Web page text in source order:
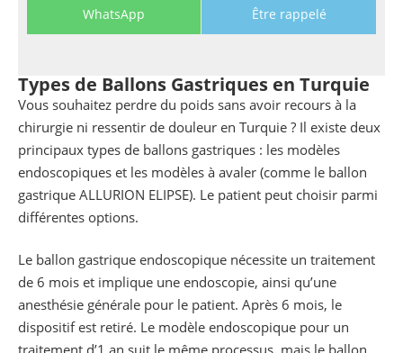
WhatsApp Être rappelé
Types de Ballons Gastriques en Turquie
Vous souhaitez perdre du poids sans avoir recours à la
chirurgie ni ressentir de douleur en Turquie ? Il existe deux
principaux types de ballons gastriques : les modèles
endoscopiques et les modèles à avaler (comme le ballon
gastrique ALLURION ELIPSE). Le patient peut choisir parmi
différentes options.
Le ballon gastrique endoscopique nécessite un traitement
de 6 mois et implique une endoscopie, ainsi qu’une
anesthésie générale pour le patient. Après 6 mois, le
dispositif est retiré. Le modèle endoscopique pour un